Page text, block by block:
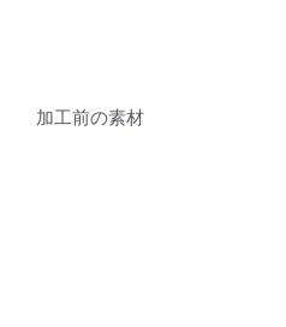
加工前の素材